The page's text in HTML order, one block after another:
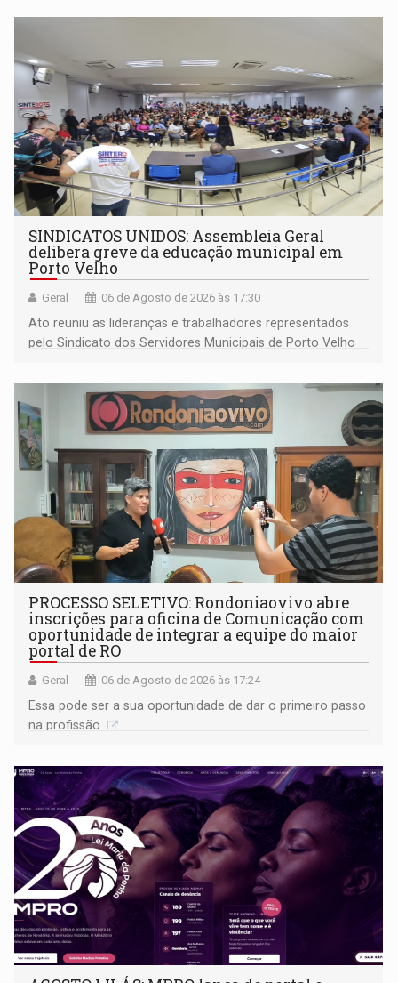
SINDICATOS UNIDOS: Assembleia Geral
delibera greve da educação municipal em
Porto Velho
Geral 06 de Agosto de 2026 às 17:30
Ato reuniu as lideranças e trabalhadores representados
pelo Sindicato dos Servidores Municipais de Porto Velho
PROCESSO SELETIVO: Rondoniaovivo abre
inscrições para oficina de Comunicação com
oportunidade de integrar a equipe do maior
portal de RO
Geral 06 de Agosto de 2026 às 17:24
Essa pode ser a sua oportunidade de dar o primeiro passo
na profissão